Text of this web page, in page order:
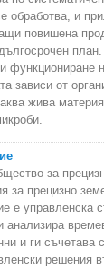
обработва, и
повишена
функциониране
зависи от
жива
за
за прецизно
е управленска
анализира
и ги съчетава
решения